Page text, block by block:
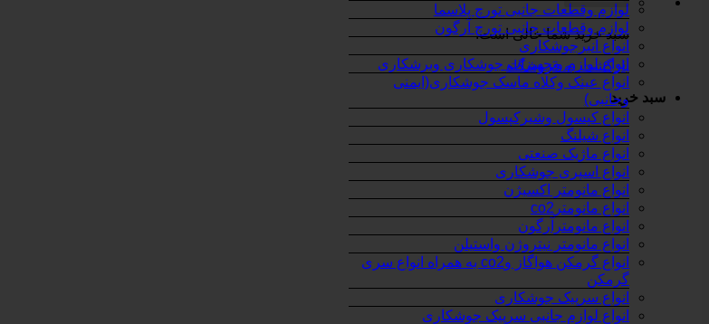
سبد خرید شما خالی است.
بازگشت به فروشگاه
سبد خرید
لوازم وقطعات جانبی تورچ پلاسما
لوازم وقطعات جانبی تورچ آرگون
انواع انبرجوشکاری
انواع لوازم وتجهیزات جوشکاری وبرشکاری
انواع عینک وکلاه ماسک جوشکاری(ایمنی
وجانبی)
انواع کپسول وشیرکپسول
انواع شیلنگ
انواع ماژیک صنعتی
انواع اسپری جوشکاری
انواع مانومتر اکسیژن
انواع مانومترco2
انواع مانومترآرگون
انواع مانومتر نیتروژن واستیلن
انواع گرمکن هواگاز وco2 به همراه انواع سری
گرمکن
انواع سرپیک جوشکاری
انواع لوازم جانبی سرپیک جوشکاری